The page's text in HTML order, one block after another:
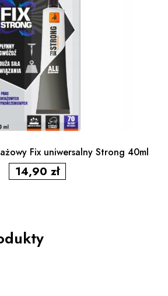
Fix uniwersalny Strong 40ml
14,90 zł